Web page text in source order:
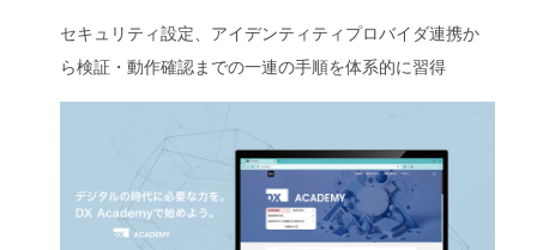
セキュリティ設定、アイデンティティプロバイダ連携か
ら検証・動作確認までの一連の手順を体系的に習得